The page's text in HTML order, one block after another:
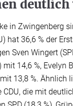
deutlich
in Zwingenberg
hat 36,6 % der
Sven Wingert
14,6 %, Evelyn
13,8 %. Ähnlich
die mit